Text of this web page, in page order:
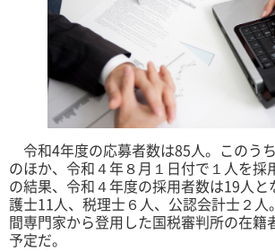
令和4年度の応募者数は85人。このう
のほか、令和４年８月１日付で１人を採
の結果、令和４年度の採用者数は19人と
護士11人、税理士６人、公認会計士２人
間専門家から登用した国税審判所の在籍
予定だ。